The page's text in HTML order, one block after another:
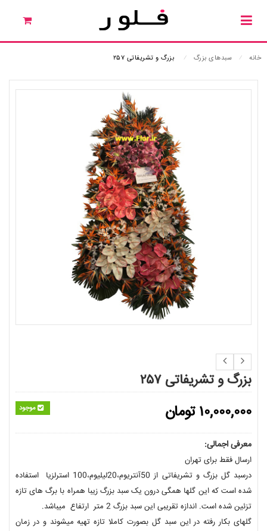
خانه ⁄ سبدهای بزرگ ⁄ بزرگ و تشریفاتی ۲۵۷
بزرگ و تشریفاتی ۲۵۷
۱۰,۰۰۰,۰۰۰تومان موجود
معرفی اجمالی:
ارسال فقط برای تهران
درسبد گل بزرگ و تشریفاتی از 50آنتریوم،20لیلیوم،100 استرلزیا استفاده
شده است که این گلها همگی درون یک سبد بزرگ زیبا همراه با برگ های تازه
تزئین شده است. اندازه تقریبی این سبد بزرگ 2 متر ارتفاع میباشد.
گلهای بکار رفته در این سبد گل بصورت کاملا تازه تهیه میشوند و در زمان